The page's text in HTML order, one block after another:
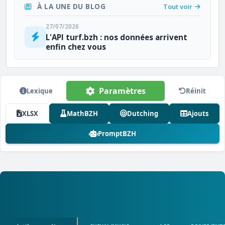
À LA UNE DU BLOG Tout voir
27/07/2026
L'API turf.bzh : nos données arrivent
enfin chez vous
Lexique Paramètres Réinit
XLSX MathBZH Dutching Ajouts
PromptBZH